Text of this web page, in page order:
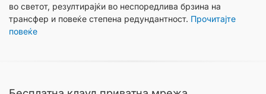
во светот, резултирајќи во неспоредлива брзина на
трансфер и повеќе степена редундантност. Прочитајте
повеќе